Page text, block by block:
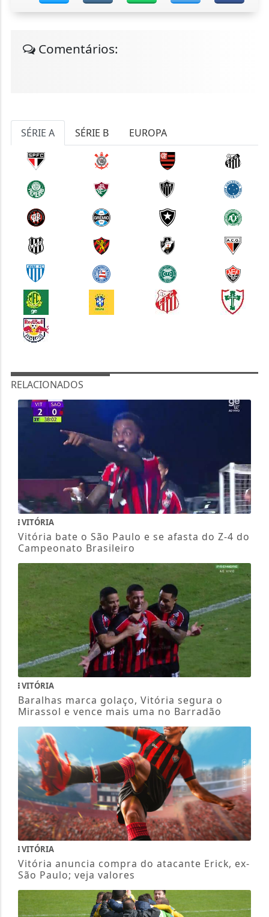
Comentários:
SÉRIE A SÉRIE B EUROPA
RELACIONADOS
VITÓRIA
Vitória bate o São Paulo e se afasta do Z-4 do
Campeonato Brasileiro
VITÓRIA
Baralhas marca golaço, Vitória segura o
Mirassol e vence mais uma no Barradão
VITÓRIA
Vitória anuncia compra do atacante Erick, ex-
São Paulo; veja valores